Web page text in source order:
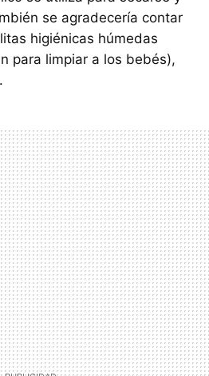
se agradecería contar
higiénicas húmedas
para limpiar a los bebés),